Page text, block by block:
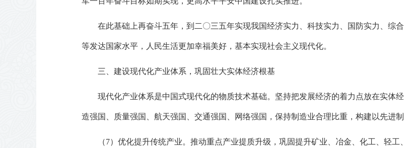
在此基础上再奋斗五年，到二〇三五年实现我国经济实力、科技实力、国防实力、综
等发达国家水平，人民生活更加幸福美好，基本实现社会主义现代化。
三、建设现代化产业体系，巩固壮大实体经济根基
现代化产业体系是中国式现代化的物质技术基础。坚持把发展经济的着力点放在实体
造强国、质量强国、航天强国、交通强国、网络强国，保持制造业合理比重，构建以先进
（7）优化提升传统产业。推动重点产业提质升级，巩固提升矿业、冶金、化工、轻